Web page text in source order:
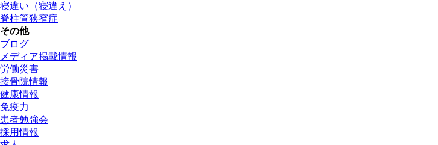
寝違い（寝違え）
脊柱管狭窄症
その他
ブログ
メディア掲載情報
労働災害
接骨院情報
健康情報
免疫力
患者勉強会
採用情報